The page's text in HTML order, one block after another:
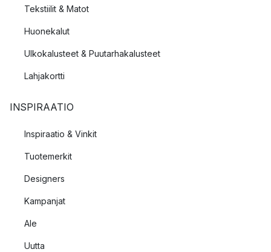
Tekstiilit & Matot
Huonekalut
Ulkokalusteet & Puutarhakalusteet
Lahjakortti
INSPIRAATIO
Inspiraatio & Vinkit
Tuotemerkit
Designers
Kampanjat
Ale
Uutta